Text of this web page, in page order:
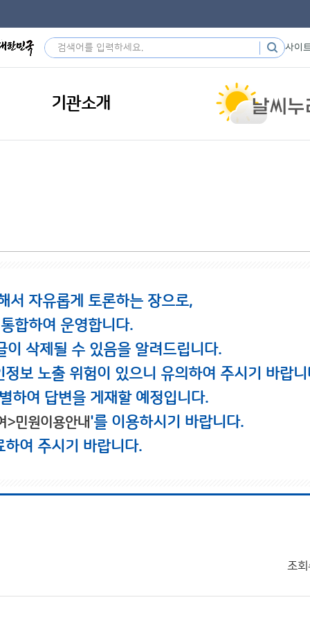
사이
기관소개
서 자유롭게 토론하는 장으로,
합하여 운영합니다.
삭제될 수 있음을 알려드립니다.
보 노출 위험이 있으니 유의하여 주시기 바랍니
하여 답변을 게재할 예정입니다.
>민원이용안내'를 이용하시기 바랍니다.
여 주시기 바랍니다.
조회